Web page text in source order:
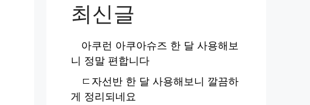
최신글
아쿠런 아쿠아슈즈 한 달 사용해보
니 정말 편합니다
ㄷ자선반 한 달 사용해보니 깔끔하
게 정리되네요